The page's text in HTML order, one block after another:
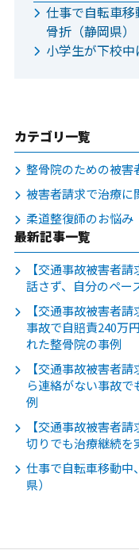
仕事で自転車
骨折（静岡県）
小学生が下校中
カテゴリ一覧
整骨院のための被害
被害者請求で治療に
柔道整復師のお悩み
最新記事一覧
【交通事故被害者
話さず、自分のペー
【交通事故被害者
事故で自賠責240万
れた整骨院の事例
【交通事故被害者
ら連絡がない事故
例
【交通事故被害者
切りでも治療継続を
仕事で自転車移動中
県）